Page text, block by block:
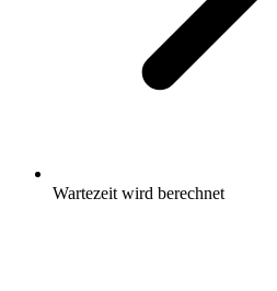
Wartezeit wird berechnet